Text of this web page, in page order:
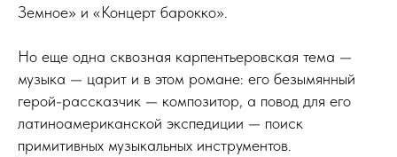
Земное» и «Концерт барокко».
Но еще одна сквозная карпентьеровская тема —
музыка — царит и в этом романе: его безымянный
герой-рассказчик — композитор, а повод для его
латиноамериканской экспедиции — поиск
примитивных музыкальных инструментов.